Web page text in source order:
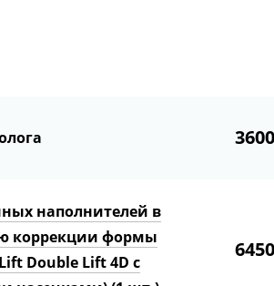
наполнителей в
коррекции формы
Double Lift 4D с